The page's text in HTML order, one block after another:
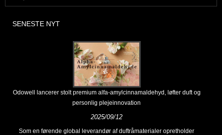
SENESTE NYT
Odowell lancerer stolt premium alfa-amylcinnamaldehyd, løfter duft og
personlig plejeinnovation
2025/09/12
Som en førende global leverandør af duftråmaterialer opretholder